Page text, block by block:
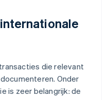
die relevant
Onder
is zeer belangrijk: de